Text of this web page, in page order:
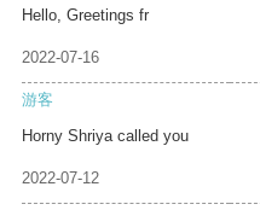
Hello, Greetings fr
2022-07-16
游客
Horny Shriya called you
2022-07-12